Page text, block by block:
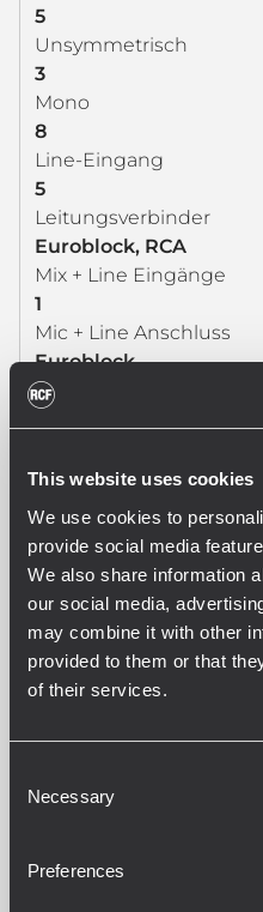
This website uses cookies
We use cookies to
provide social media
We also share information
our social media,
may combine it with other
provided to them or that
of their services.
Selection
Necessary
Preferences
5
Unsymmetrisch
3
Mono
8
Line-Eingang
5
Leitungsverbinder
Euroblock, RCA
Mix + Line Eingänge
1
Mic + Line Anschluss
Euroblock
Mic + Line Phantom
Yes
Sprechstelleneingang
Sprechstellenanschluss
Sprechstellen
Serial
Notfallsprechstelle
Schaltkontakteingänge
Programmierbare GPI
8